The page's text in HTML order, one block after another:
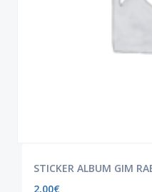
STICKER ALBUM GIM
2,00€